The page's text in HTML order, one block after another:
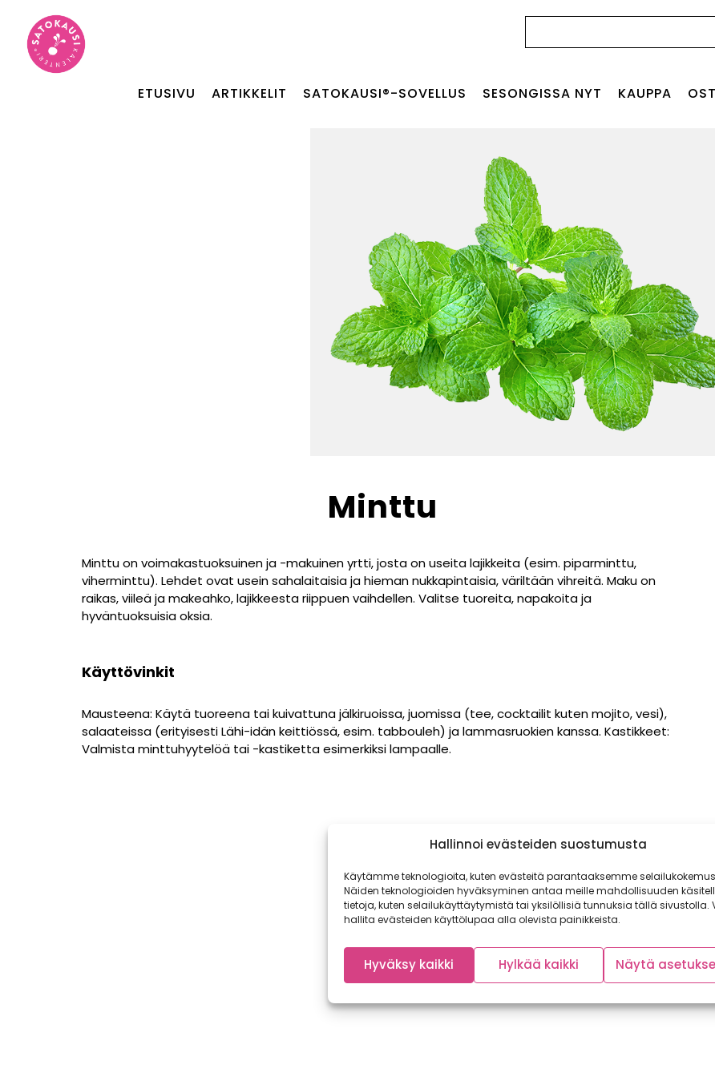
Hallinnoi evästeiden suostumusta
Käytämme teknologioita, kuten evästeitä parantaaksemme
Näiden teknologioiden hyväksyminen antaa meille mahdollisuuden
tietoja, kuten selailukäyttäytymistä tai yksilöllisiä tunnuksia tällä sivustolla.
hallita evästeiden käyttölupaa alla olevista painikkeista.
Hyväksy kaikki Hylkää kaikki Näytä
ETUSIVU ARTIKKELIT SATOKAUSI®-SOVELLUS SESONGISSA NYT KAUPPA
Minttu
Minttu on voimakastuoksuinen ja -makuinen yrtti, josta on useita lajikkeita (esim. piparminttu,
viherminttu). Lehdet ovat usein sahalaitaisia ja hieman nukkapintaisia, väriltään vihreitä. Maku on
raikas, viileä ja makeahko, lajikkeesta riippuen vaihdellen. Valitse tuoreita, napakoita ja
hyväntuoksuisia oksia.
Käyttövinkit
Mausteena: Käytä tuoreena tai kuivattuna jälkiruoissa, juomissa (tee, cocktailit kuten mojito, vesi),
salaateissa (erityisesti Lähi-idän keittiössä, esim. tabbouleh) ja lammasruokien kanssa. Kastikkeet:
Valmista minttuhyytelöä tai -kastiketta esimerkiksi lampaalle.